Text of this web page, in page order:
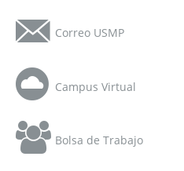
Correo USMP
Campus Virtual
Bolsa de Trabajo